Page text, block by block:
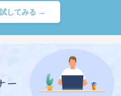
してみる →